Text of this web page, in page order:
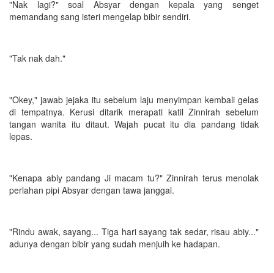
"Nak lagi?" soal Absyar dengan kepala yang senget
memandang sang isteri mengelap bibir sendiri.
"Tak nak dah."
"Okey," jawab jejaka itu sebelum laju menyimpan kembali gelas
di tempatnya. Kerusi ditarik merapati katil Zinnirah sebelum
tangan wanita itu ditaut. Wajah pucat itu dia pandang tidak
lepas.
"Kenapa abiy pandang Ji macam tu?" Zinnirah terus menolak
perlahan pipi Absyar dengan tawa janggal.
"Rindu awak, sayang... Tiga hari sayang tak sedar, risau abiy..."
adunya dengan bibir yang sudah menjuih ke hadapan.